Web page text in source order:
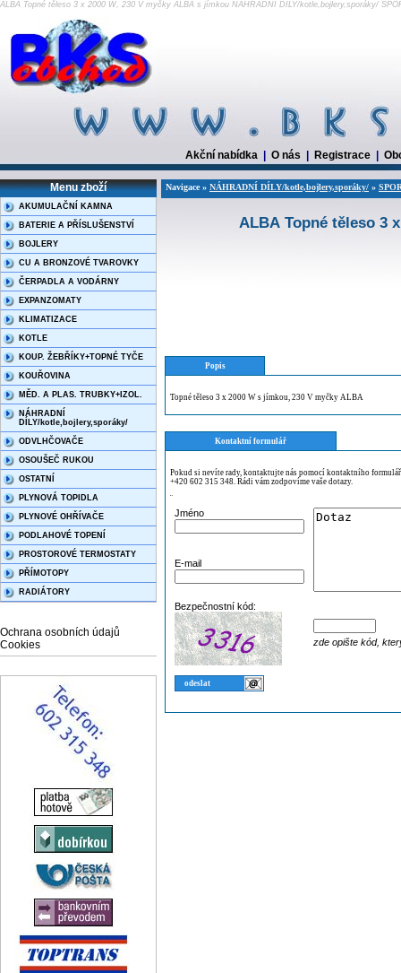
ALBA Topné těleso 3 x 2000 W, 230 V myčky ALBA s jímkou NÁHRADNÍ DÍLY/kotle,bojlery,sporáky/
Akční nabídka O nás Registrace
Menu zboží
AKUMULAČNÍ KAMNA
BATERIE A PŘÍSLUŠENSTVÍ
BOJLERY
CU A BRONZOVÉ TVAROVKY
ČERPADLA A VODÁRNY
EXPANZOMATY
KLIMATIZACE
KOTLE
KOUP. ŽEBŘÍKY+TOPNÉ TYČE
KOUŘOVINA
MĚD. A PLAS. TRUBKY+IZOL.
NÁHRADNÍ
DÍLY/kotle,bojlery,sporáky/
ODVLHČOVAČE
OSOUŠEČ RUKOU
OSTATNÍ
PLYNOVÁ TOPIDLA
PLYNOVÉ OHŘÍVAČE
PODLAHOVÉ TOPENÍ
PROSTOROVÉ TERMOSTATY
PŘÍMOTOPY
RADIÁTORY
Ochrana osobních údajů
Cookies
Navigace » NÁHRADNÍ DÍLY/kotle,bojlery,sporáky/ »
ALBA Topné těleso 3
Popis
Topné těleso 3 x 2000 W s jímkou, 230 V myčky ALBA
Kontaktní formulář
Pokud si nevíte rady, kontaktujte nás pomocí kontaktního
+420 602 315 348. Rádi vám zodpovíme vaše dotazy.
¨
Jméno
E-mail
Bezpečnostní kód:
zde opište kód,